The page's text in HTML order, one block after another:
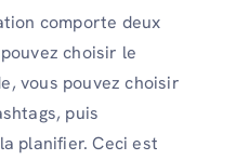
comporte deux
choisir le
vous pouvez choisir
puis
planifier. Ceci est